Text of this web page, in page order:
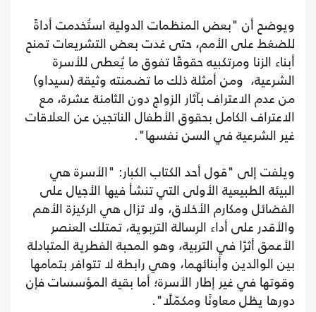
ويوضح أن "بعض المنظمات الدولية استُخدمت أداةً
للضغط على الأمم، حتى غدت بعض التشريعات تمنح
أبناء الزنا ومرتكبيه حقوقًا تفوق ما يُعطى للأسرة
الشرعية، ومن أمثلة ذلك ما تضمنته وثيقة (سيداو)
من عدم الاعتراف بآثار الزواج دون الثامنة عشرة، مع
الاعتراف الكامل بحقوق الأطفال الناتجين عن العلاقات
غير الشرعية في السن نفسها".
ويلفت إلى "قول أحد الكتاب الكبار: "الأسرة هي
البيئة الطبيعية الأولى التي تنشأ فيها الأجيال على
الفضائل ومكارم الأخلاق، ولا تزال هي الركيزة الأهم
والأقدر على أداء الرسالة التربوية، تمتلك العنصر
الأعمق أثرًا في التربية، وهو المحبة الفطرية المتبادلة
بين الوالدين وأبنائهما، وهي رابطة لا تتوافر بتمامها
وقوتها في غير إطار الأسرة؛ أما بقية المؤسسات فإن
دورها يظل معاونًا ومكمّلًا".